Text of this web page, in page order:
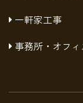
一軒家工事
事務所・オフ